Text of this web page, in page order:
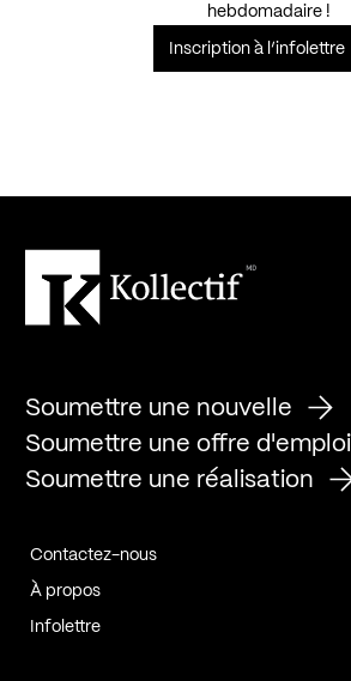
hebdomadaire !
Inscription à l’infolettre
Soumettre une nouvelle
Soumettre une offre d'emploi
Soumettre une réalisation
Contactez-nous
À propos
Infolettre